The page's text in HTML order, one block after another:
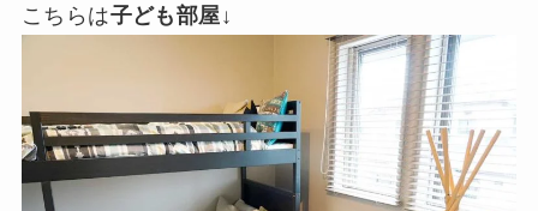
こちらは子ども部屋 ↓